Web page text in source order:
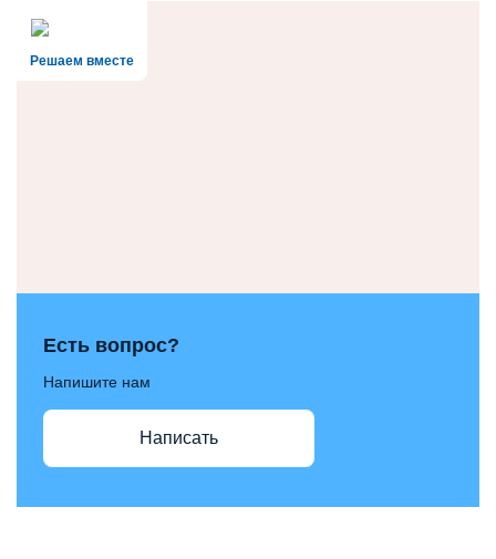
Решаем вместе
Есть вопрос?
Напишите нам
Написать